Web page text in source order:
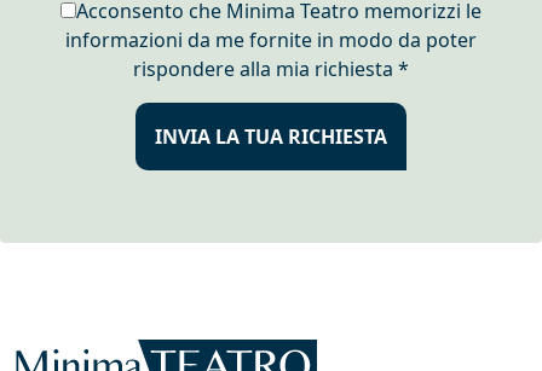
Acconsento che Minima Teatro memorizzi le
informazioni da me fornite in modo da poter
rispondere alla mia richiesta *
INVIA LA TUA RICHIESTA